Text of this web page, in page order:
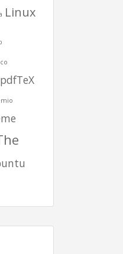
Linux
pdfTeX